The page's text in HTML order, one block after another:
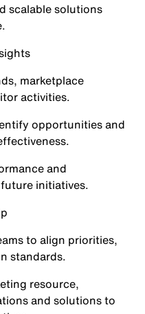
scalable solutions
marketplace
activities.
opportunities and
and
initiatives.
to align priorities,
standards.
resource,
and solutions to